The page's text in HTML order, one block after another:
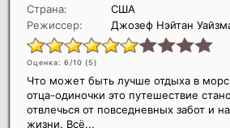
Страна:
США
Режиссер:
Джозеф Нэйтан
Оценка: 6/10 (5)
Что может быть лучше отдыха в
отца-одиночки это путешествие
отвлечься от повседневных забот и
жизни. Всё...